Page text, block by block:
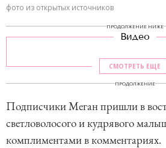
фото из открытых источников
ПРОДОЛЖЕНИЕ НИЖЕ
Видео
СМОТРЕТЬ ЕЩЕ
ПРОДОЛЖЕНИЕ
Подписчики Меган пришли в
светловолосого и кудрявого
комплиментами в комментариях.